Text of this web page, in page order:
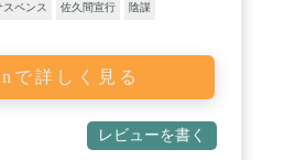
スペンス 佐久間宣行 陰謀
で詳しく見る
レビューを書く